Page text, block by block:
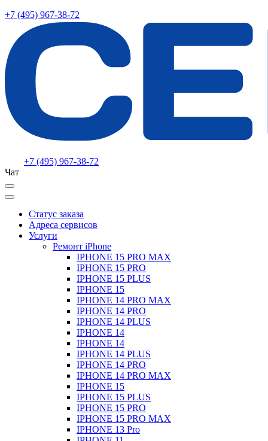
+7 (495) 967-38-72
+7 (495) 967-38-72
Чат
Статус заказа
Адреса сервисов
Услуги
Ремонт iPhone
IPHONE 15 PRO MAX
IPHONE 15 PRO
IPHONE 15 PLUS
IPHONE 15
IPHONE 14 PRO MAX
IPHONE 14 PRO
IPHONE 14 PLUS
IPHONE 14
IPHONE 14
IPHONE 14 PLUS
IPHONE 14 PRO
IPHONE 14 PRO MAX
IPHONE 15
IPHONE 15 PLUS
IPHONE 15 PRO
IPHONE 15 PRO MAX
IPHONE 13 Pro